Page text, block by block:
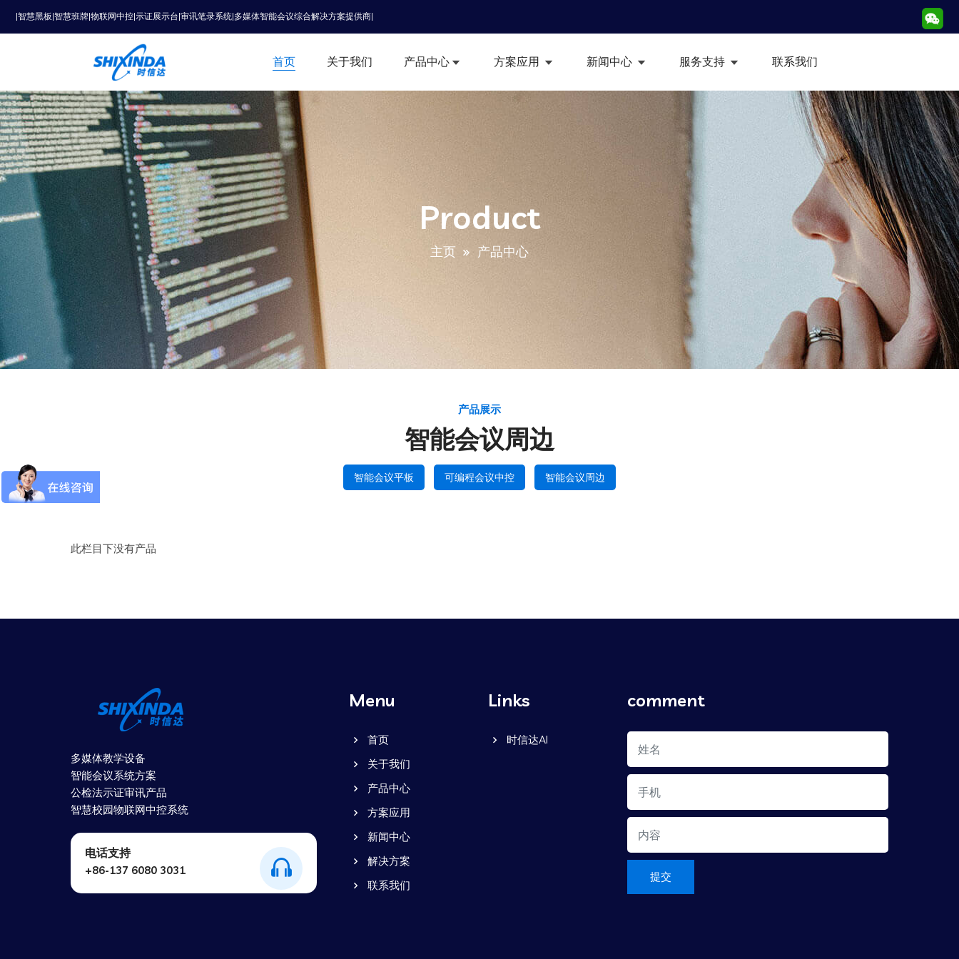
|智慧黑板|智慧班牌|物联网中控|示证展示台|审讯笔录系统|多媒体智能会议综合解决方案提供商|
首页 关于我们 产品中心 方案应用 新闻中心 服务支持 联系我们
Product
主页 产品中心
产品展示
智能会议周边
智能会议平板 可编程会议中控 智能会议周边
此栏目下没有产品
多媒体教学设备
智能会议系统方案
公检法示证审讯产品
智慧校园物联网中控系统
电话支持
+86-137 6080 3031
Menu
首页
关于我们
产品中心
方案应用
新闻中心
解决方案
联系我们
Links
时信达AI
comment
提交